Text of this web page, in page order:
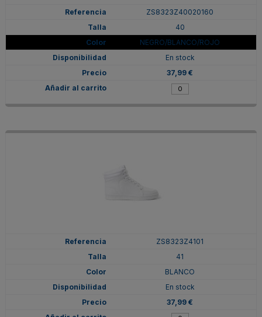
ZS8323Z40020160
40
NEGRO/BLANCO/ROJO
En stock
37,99 €
ZS8323Z4101
41
BLANCO
En stock
37,99 €